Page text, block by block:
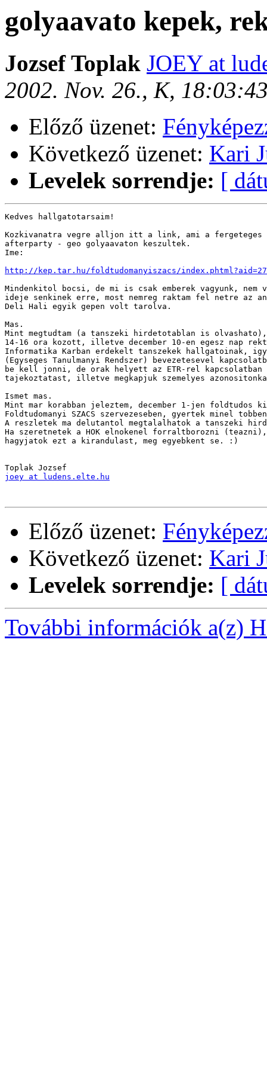
golyaavato kepek,
Jozsef Toplak JOEY at
2002. Nov. 26., K,
Előző üzenet:
Következő üzenet: Kari
Levelek sorrendje: [
Kedves hallgatotarsaim!
Kozkivanatra vegre alljon itt a link, ami a fergeteges
afterparty - geo golyaavaton keszultek.
Ime:
http://kep.tar.hu/foldtudomanyiszacs/
Mindenkitol bocsi, de mi is csak emberek vagyunk, nem
ideje senkinek erre, most nemreg raktam fel netre az
Deli Hali egyik gepen volt tarolva.
Mas.
Mint megtudtam (a tanszeki hirdetotablan is
14-16 ora kozott, illetve december 10-en egesz nap
Informatika Karban erdekelt tanszekek hallgatoinak,
(Egyseges Tanulmanyi Rendszer) bevezetesevel
be kell jonni, de orak helyett az ETR-rel
tajekoztatast, illetve megkapjuk szemelyes
Ismet mas.
Mint mar korabban jeleztem, december 1-jen foldtudos
Foldtudomanyi SZACS szervezeseben, gyertek minel
A reszletek ma delutantol megtalalhatok a tanszeki
Ha szeretnetek a HOK elnokenel forraltborozni
hagyjatok ezt a kirandulast, meg egyebkent se. :)
joey at ludens.elte.hu
Előző üzenet:
Következő üzenet: Kari
Levelek sorrendje: [
További információk a(z)